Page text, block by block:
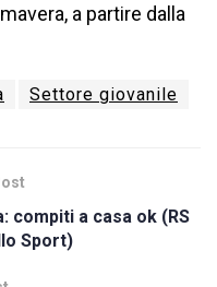
a partire dalla
Settore giovanile
compiti a casa ok (RS
Sport)